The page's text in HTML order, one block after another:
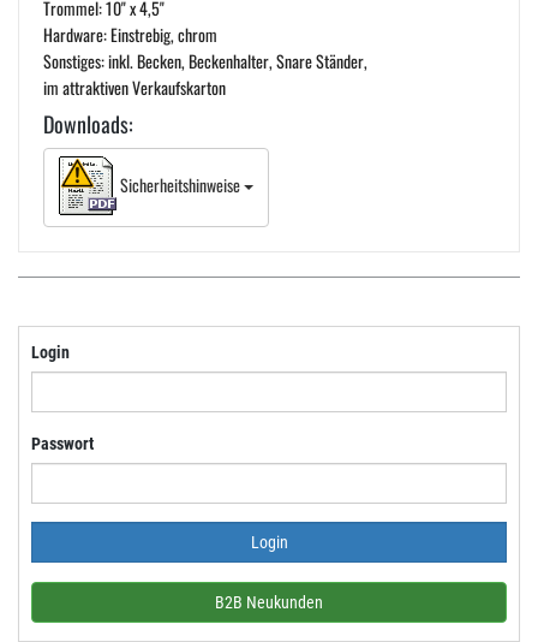
Trommel: 10" x 4,5"
Hardware: Einstrebig, chrom
Sonstiges: inkl. Becken, Beckenhalter, Snare Ständer,
im attraktiven Verkaufskarton
Downloads:
Sicherheitshinweise
Login
Passwort
B2B Neukunden